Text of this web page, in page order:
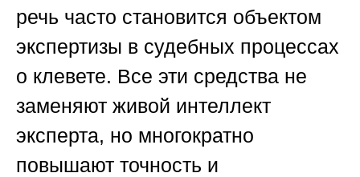
речь часто становится объектом
экспертизы в судебных процессах
о клевете. Все эти средства не
заменяют живой интеллект
эксперта, но многократно
повышают точность и